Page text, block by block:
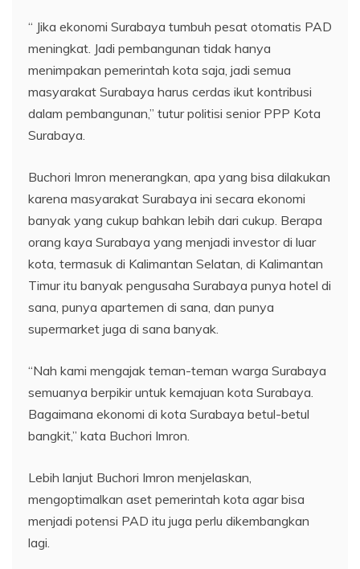
“ Jika ekonomi Surabaya tumbuh pesat otomatis PAD
meningkat. Jadi pembangunan tidak hanya
menimpakan pemerintah kota saja, jadi semua
masyarakat Surabaya harus cerdas ikut kontribusi
dalam pembangunan,” tutur politisi senior PPP Kota
Surabaya.
Buchori Imron menerangkan, apa yang bisa dilakukan
karena masyarakat Surabaya ini secara ekonomi
banyak yang cukup bahkan lebih dari cukup. Berapa
orang kaya Surabaya yang menjadi investor di luar
kota, termasuk di Kalimantan Selatan, di Kalimantan
Timur itu banyak pengusaha Surabaya punya hotel di
sana, punya apartemen di sana, dan punya
supermarket juga di sana banyak.
“Nah kami mengajak teman-teman warga Surabaya
semuanya berpikir untuk kemajuan kota Surabaya.
Bagaimana ekonomi di kota Surabaya betul-betul
bangkit,” kata Buchori Imron.
Lebih lanjut Buchori Imron menjelaskan,
mengoptimalkan aset pemerintah kota agar bisa
menjadi potensi PAD itu juga perlu dikembangkan
lagi.